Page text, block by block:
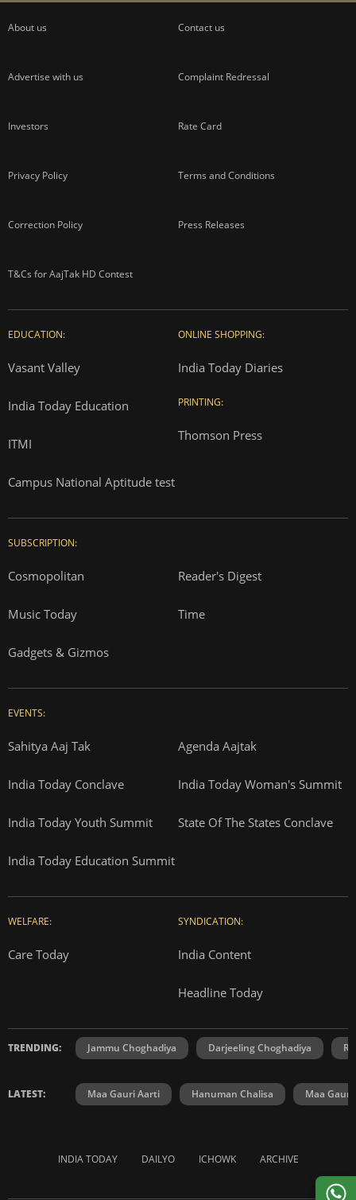
About us Contact us
Advertise with us Complaint Redressal
Investors Rate Card
Privacy Policy Terms and Conditions
Correction Policy Press Releases
T&Cs for AajTak HD Contest
EDUCATION:
Vasant Valley
India Today Education
ITMI
Campus National Aptitude test
ONLINE SHOPPING:
India Today Diaries
PRINTING:
Thomson Press
SUBSCRIPTION:
Cosmopolitan Reader's Digest
Music Today Time
Gadgets & Gizmos
EVENTS:
Sahitya Aaj Tak Agenda Aajtak
India Today Conclave India Today Woman's Summit
India Today Youth Summit State Of The States Conclave
India Today Education Summit
WELFARE:
Care Today
SYNDICATION:
India Content
Headline Today
TRENDING: Jammu Choghadiya Darjeeling Choghadiya
LATEST: Maa Gauri Aarti Hanuman Chalisa Maa Gauri
INDIA TODAY DAILYO ICHOWK ARCHIVE